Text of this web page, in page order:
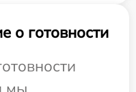
о готовности